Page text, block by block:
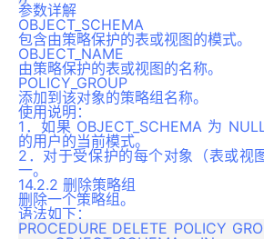
参数详解
OBJECT_SCHEMA
包含由策略保护的表或视图的模式。
OBJECT_NAME
由策略保护的表或视图的名称。
POLICY_GROUP
添加到该对象的策略组名称。
使用说明：
1．如果 OBJECT_SCHEMA 为
的用户的当前模式。
2．对于受保护的每个对象（表或视
一。
14.2.2 删除策略组
删除一个策略组。
语法如下：
PROCEDURE